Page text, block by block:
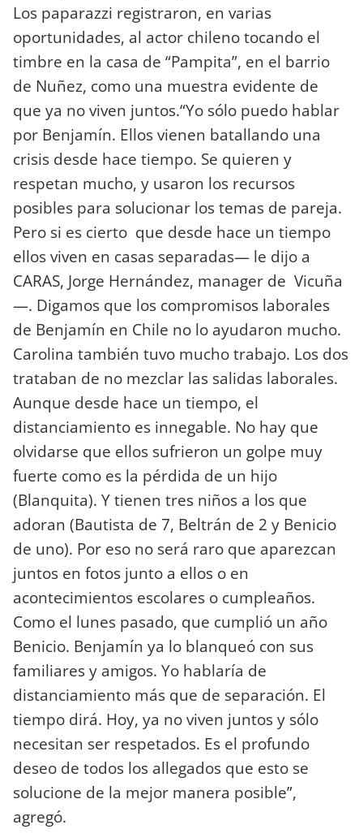
Los paparazzi registraron, en varias
oportunidades, al actor chileno tocando el
timbre en la casa de “Pampita”, en el barrio
de Nuñez, como una muestra evidente de
que ya no viven juntos.“Yo sólo puedo hablar
por Benjamín. Ellos vienen batallando una
crisis desde hace tiempo. Se quieren y
respetan mucho, y usaron los recursos
posibles para solucionar los temas de pareja.
Pero si es cierto que desde hace un tiempo
ellos viven en casas separadas— le dijo a
CARAS, Jorge Hernández, manager de Vicuña
—. Digamos que los compromisos laborales
de Benjamín en Chile no lo ayudaron mucho.
Carolina también tuvo mucho trabajo. Los dos
trataban de no mezclar las salidas laborales.
Aunque desde hace un tiempo, el
distanciamiento es innegable. No hay que
olvidarse que ellos sufrieron un golpe muy
fuerte como es la pérdida de un hijo
(Blanquita). Y tienen tres niños a los que
adoran (Bautista de 7, Beltrán de 2 y Benicio
de uno). Por eso no será raro que aparezcan
juntos en fotos junto a ellos o en
acontecimientos escolares o cumpleaños.
Como el lunes pasado, que cumplió un año
Benicio. Benjamín ya lo blanqueó con sus
familiares y amigos. Yo hablaría de
distanciamiento más que de separación. El
tiempo dirá. Hoy, ya no viven juntos y sólo
necesitan ser respetados. Es el profundo
deseo de todos los allegados que esto se
solucione de la mejor manera posible”,
agregó.